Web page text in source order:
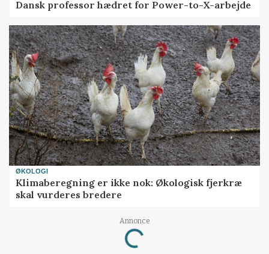
Dansk professor hædret for Power-to-X-arbejde
ØKOLOGI
Klimaberegning er ikke nok: Økologisk fjerkræ
skal vurderes bredere
Annonce
Loading...